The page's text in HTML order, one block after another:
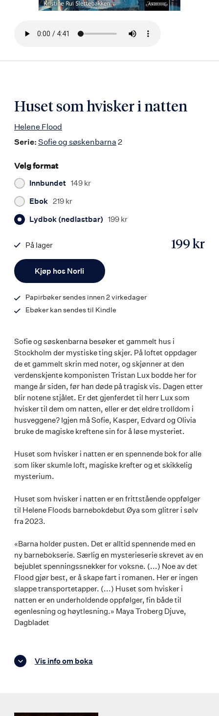
Bla
Huset som hvisker i natten
Helene Flood
Serie: Sofie og søskenbarna 2
Velg format
Innbundet 149 kr
Ebok 219 kr
Lydbok (nedlastbar) 199 kr
Kjøp hos Norli
199 kr
På lager
9788203454271
Papirbøker sendes innen 2 virkedager
Ebøker kan sendes til Kindle
Sofie og søskenbarna besøker et gammelt hus i
Stockholm der mystiske ting skjer. På loftet oppdager
de et gammelt skrin med noter, og skjønner at den
verdenskjente komponisten Tristan Lux bodde her for
mange år siden, før han døde på tragisk vis. Dagen etter
blir notene stjålet. Er det gjenferdet til herr Lux som
hvisker til dem om natten, eller er det eldre trolldom i
husveggene? Igjen må Sofie, Kasper, Edvard og Olivia
bruke de magiske kreftene sin for å løse mysteriet.
Huset som hvisker i natten er en spennende bok for alle
som liker skumle loft, magiske krefter og et skikkelig
mysterium.
Huset som hvisker i natten er en frittstående oppfølger
til Helene Floods barnebokdebut Øya som glitrer i sølv
fra 2023.
«Barna holder pusten. Det er alltid spennende med en
ny barnebokserie. Særlig en mysterieserie skrevet av en
bejublet spenningssnekker for voksne. (...) Noe av det
Flood gjør best, er å skape fart i romanen. Her er ingen
slappe transportetapper. (...) Huset som hvisker i
natten er en underholdende oppfølger, fin både til
egenlesning og høytlesning.» Maya Troberg Djuve,
Dagbladet
Vis info om boka